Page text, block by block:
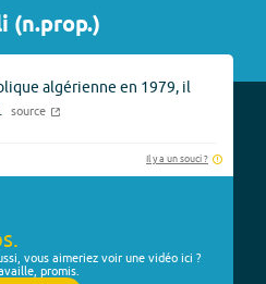
(n.prop.)
algérienne en 1979, il
source
Il y a un souci ?
vous aimeriez voir une vidéo ici ?
promis.